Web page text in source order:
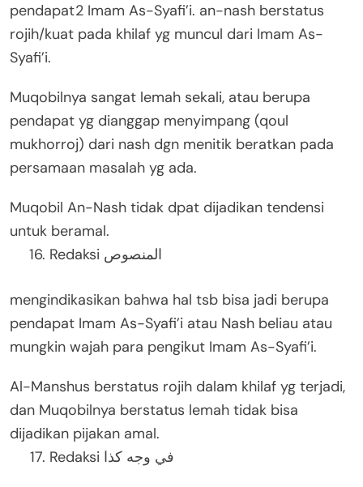
pendapat2 Imam As-Syafi’i. an-nash berstatus
rojih/kuat pada khilaf yg muncul dari Imam As-
Syafi’i.
Muqobilnya sangat lemah sekali, atau berupa
pendapat yg dianggap menyimpang (qoul
mukhorroj) dari nash dgn menitik beratkan pada
persamaan masalah yg ada.
Muqobil An-Nash tidak dpat dijadikan tendensi
untuk beramal.
Redaksi المنصوص
mengindikasikan bahwa hal tsb bisa jadi berupa
pendapat Imam As-Syafi’i atau Nash beliau atau
mungkin wajah para pengikut Imam As-Syafi’i.
Al-Manshus berstatus rojih dalam khilaf yg terjadi,
dan Muqobilnya berstatus lemah tidak bisa
dijadikan pijakan amal.
Redaksi في وجه كذا